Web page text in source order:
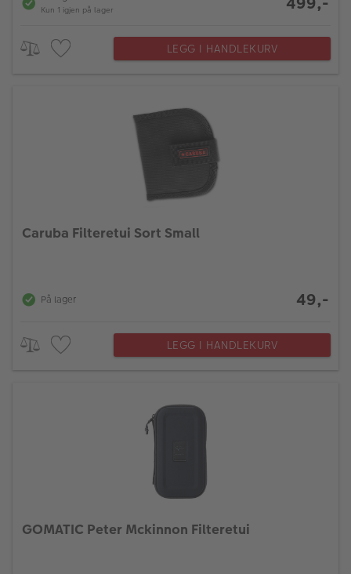
Kun 1 igjen på lager
LEGG I HANDLEKURV
Caruba Filteretui Sort Small
På lager 49,-
LEGG I HANDLEKURV
GOMATIC Peter Mckinnon Filteretui